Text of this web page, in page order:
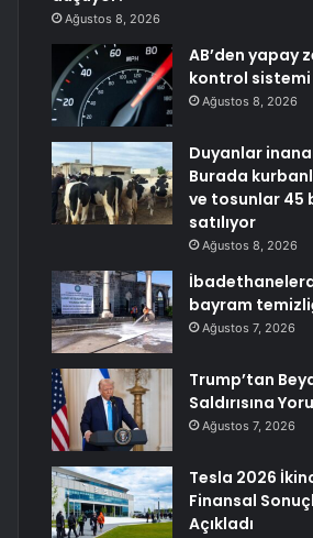
Ağustos 8, 2026
AB’den yapay
kontrol sistemi
Ağustos 8, 2026
Duyanlar
Burada
ve tosunlar 45
satılıyor
Ağustos 8, 2026
bayram
Ağustos 7, 2026
Trump’tan
Saldırısına
Ağustos 7, 2026
Tesla 2026
Finansal
Açıkladı